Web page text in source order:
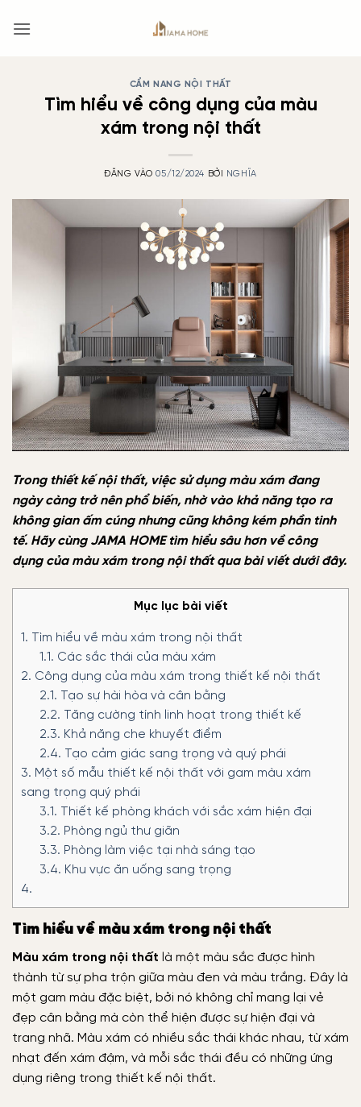
qua
CẨM NANG NỘI THẤT
Tìm hiểu về công dụng của màu
xám trong nội thất
ĐĂNG VÀO05/12/2024 BỞI NGHĨA
Trong thiết kế nội thất, việc sử dụng màu xám đang
ngày càng trở nên phổ biến, nhờ vào khả năng tạo ra
không gian ấm cúng nhưng cũng không kém phần tinh
tế. Hãy cùng JAMA HOME tìm hiểu sâu hơn về công
dụng của màu xám trong nội thất qua bài viết dưới đây.
Mục lục bài viết
1. Tìm hiểu về màu xám trong nội thất
1.1. Các sắc thái của màu xám
2. Công dụng của màu xám trong thiết kế nội thất
2.1. Tạo sự hài hòa và cân bằng
2.2. Tăng cường tính linh hoạt trong thiết kế
2.3. Khả năng che khuyết điểm
2.4. Tạo cảm giác sang trọng và quý phái
3. Một số mẫu thiết kế nội thất với gam màu xám
sang trọng quý phái
3.1. Thiết kế phòng khách với sắc xám hiện đại
3.2. Phòng ngủ thư giãn
3.3. Phòng làm việc tại nhà sáng tạo
3.4. Khu vực ăn uống sang trọng
4.
Tìm hiểu về màu xám trong nội thất
Màu xám trong nội thất là một màu sắc được hình
thành từ sự pha trộn giữa màu đen và màu trắng. Đây là
một gam màu đặc biệt, bởi nó không chỉ mang lại vẻ
đẹp cân bằng mà còn thể hiện được sự hiện đại và
trang nhã. Màu xám có nhiều sắc thái khác nhau, từ xám
nhạt đến xám đậm, và mỗi sắc thái đều có những ứng
dụng riêng trong thiết kế nội thất.